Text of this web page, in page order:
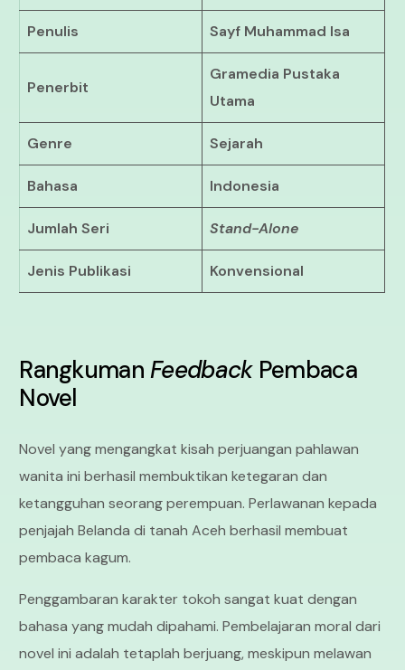
Penulis Sayf Muhammad Isa
Penerbit
Gramedia Pustaka
Utama
Genre Sejarah
Bahasa Indonesia
Jumlah Seri Stand-Alone
Jenis Publikasi Konvensional
RangkumanFeedback Pembaca
Novel
Novel yang mengangkat kisah perjuangan pahlawan
wanita ini berhasil membuktikan ketegaran dan
ketangguhan seorang perempuan. Perlawanan kepada
penjajah Belanda di tanah Aceh berhasil membuat
pembaca kagum.
Penggambaran karakter tokoh sangat kuat dengan
bahasa yang mudah dipahami. Pembelajaran moral dari
novel ini adalah tetaplah berjuang, meskipun melawan